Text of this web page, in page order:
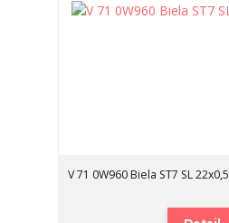
V 71 0W960 Biela ST7 SL 22x0,5